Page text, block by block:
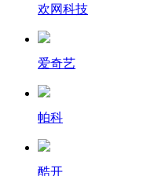
欢网科技
爱奇艺
帕科
酷开